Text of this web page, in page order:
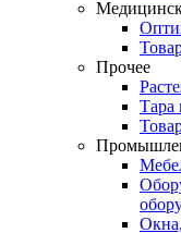
Прочее
Тара